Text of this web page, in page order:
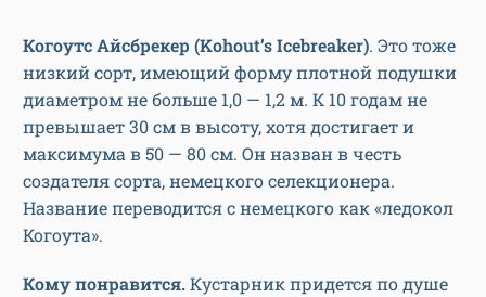
Когоутс Айсбрекер (Kohout’s Icebreaker). Это тоже
низкий сорт, имеющий форму плотной подушки
диаметром не больше 1,0 — 1,2 м. К 10 годам не
превышает 30 см в высоту, хотя достигает и
максимума в 50 — 80 см. Он назван в честь
создателя сорта, немецкого селекционера.
Название переводится с немецкого как «ледокол
Когоута».
Кому понравится.Кустарник придется по душе